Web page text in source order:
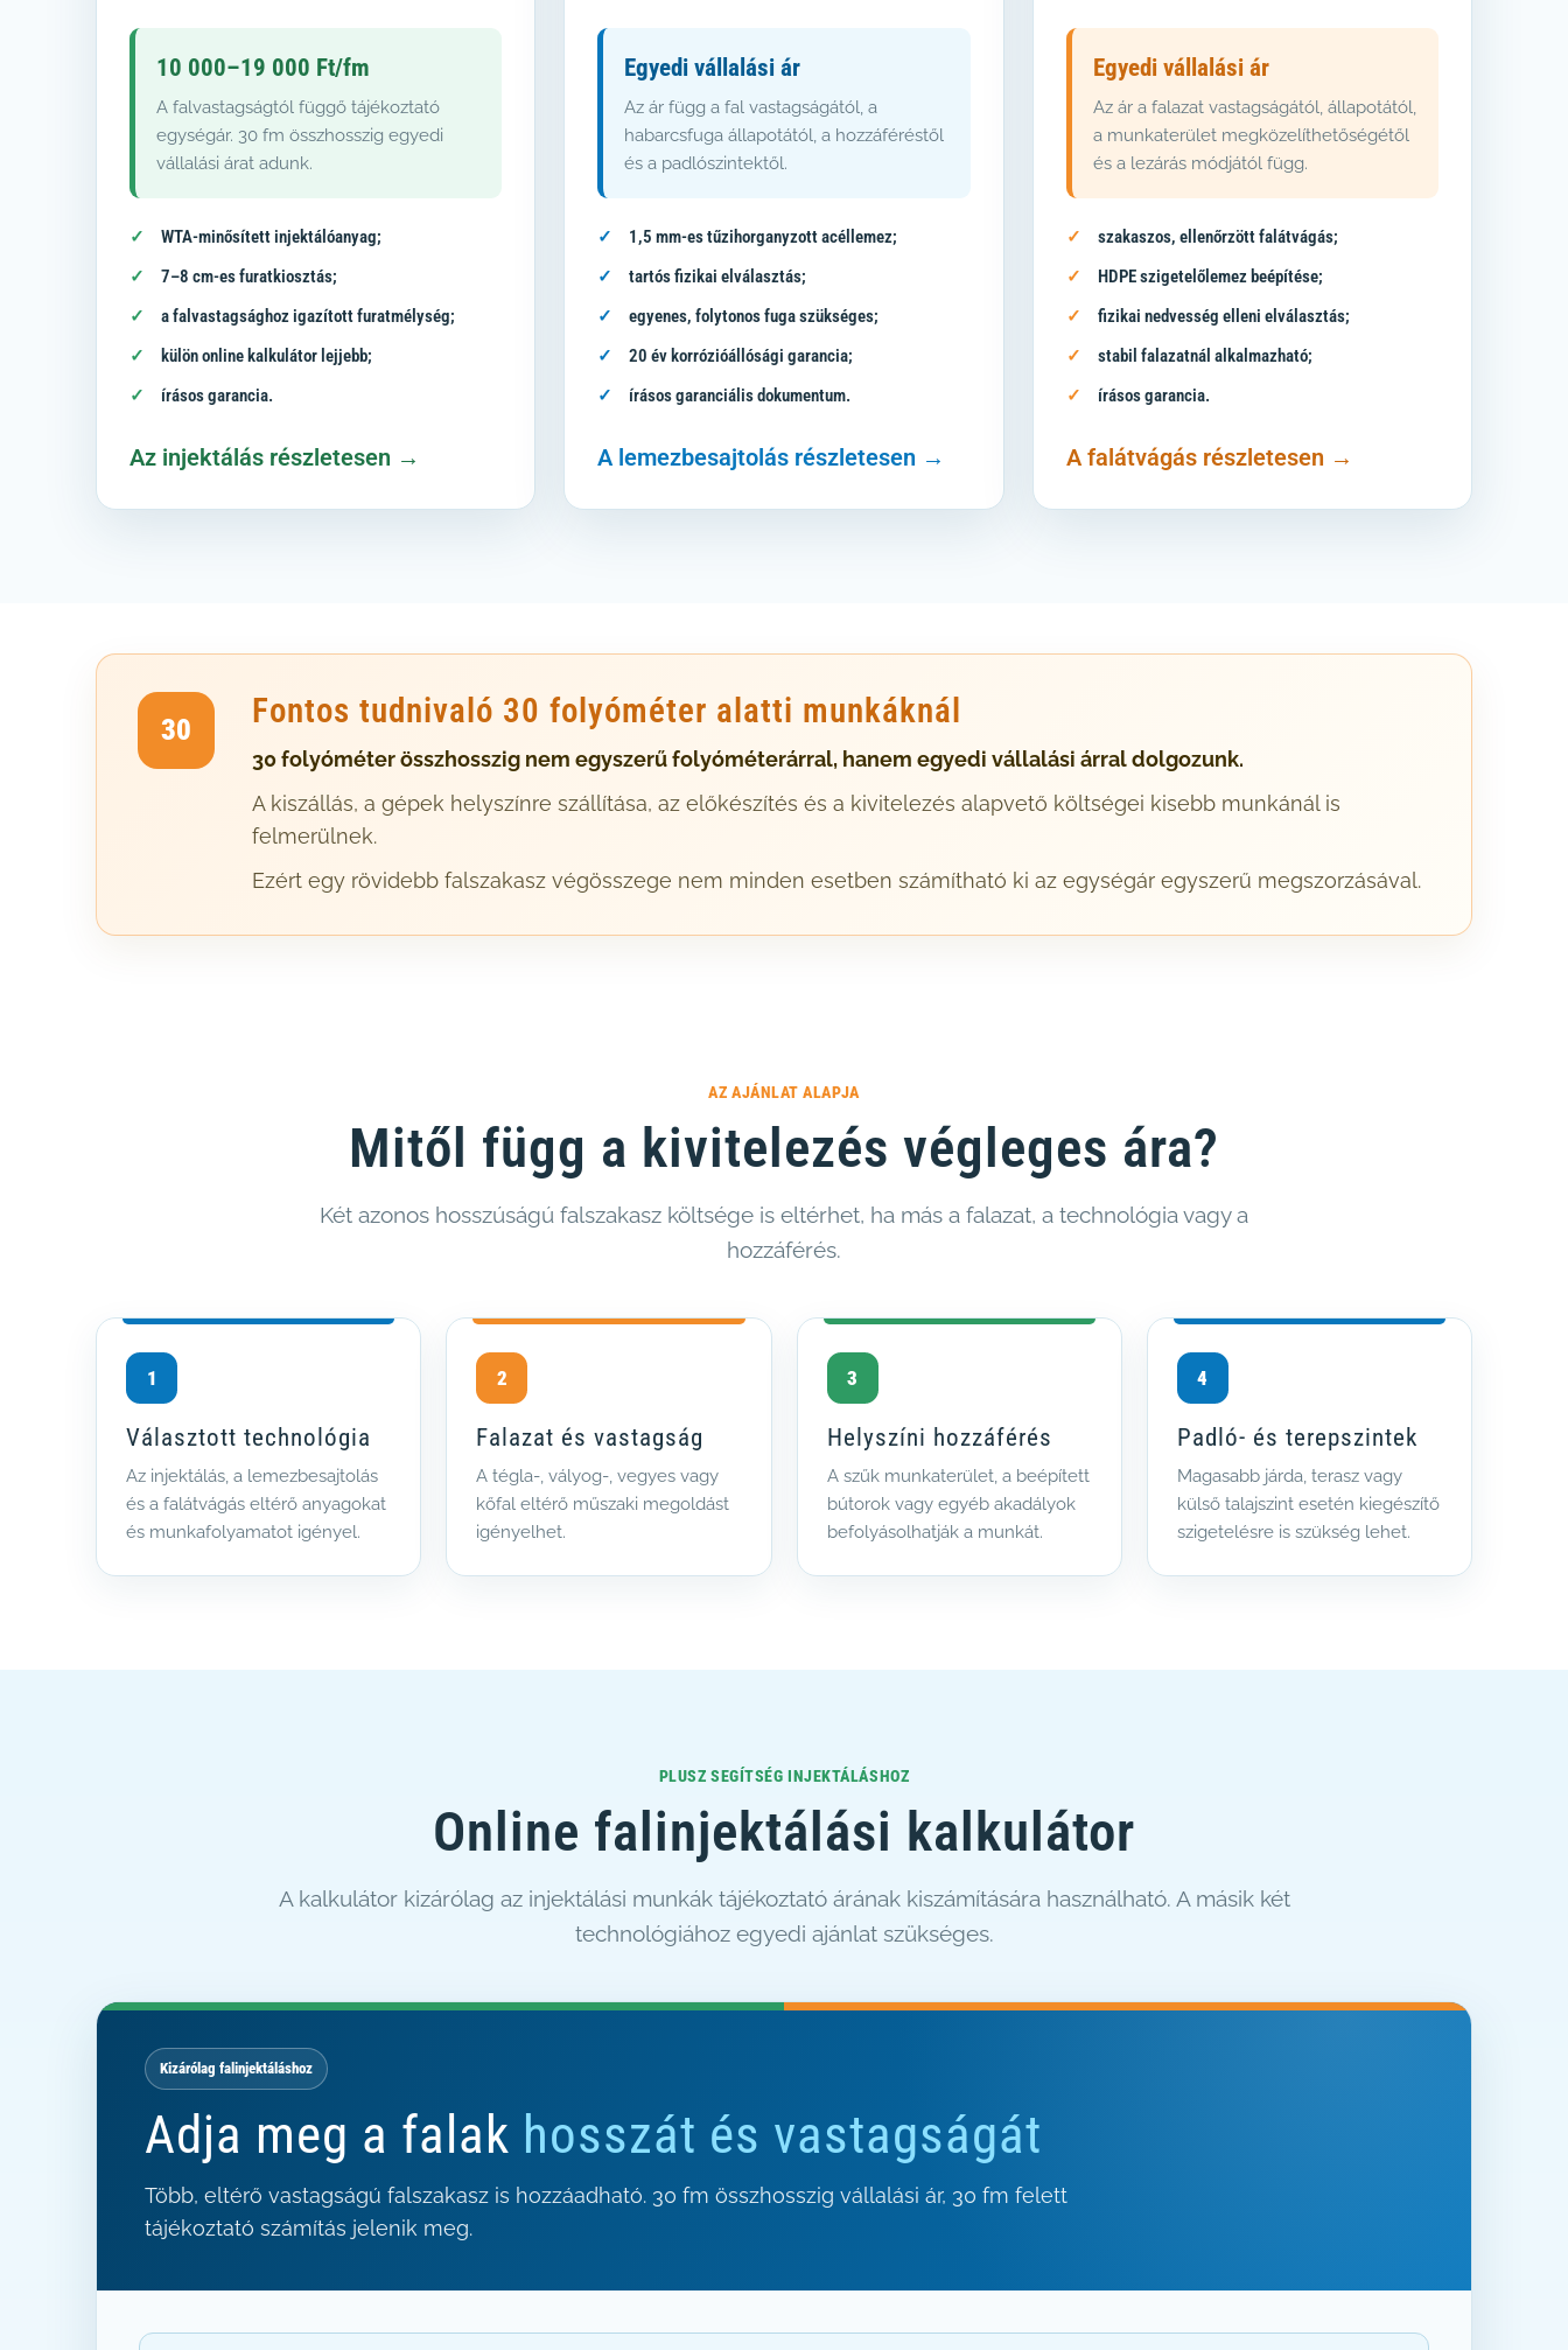
10 000–19 000 Ft/fm
A falvastagságtól függő tájékoztató
egységár. 30 fm összhosszig egyedi
vállalási árat adunk.
WTA-minősített injektálóanyag;
7–8 cm-es furatkiosztás;
a falvastagsághoz igazított furatmélység;
külön online kalkulátor lejjebb;
írásos garancia.
Az injektálás részletesen →
Egyedi vállalási ár
Az ár függ a fal vastagságától, a
habarcsfuga állapotától, a hozzáféréstől
és a padlószintektől.
1,5 mm-es tűzihorganyzott acéllemez;
tartós fizikai elválasztás;
egyenes, folytonos fuga szükséges;
20 év korrózióállósági garancia;
írásos garanciális dokumentum.
A lemezbesajtolás részletesen →
Egyedi vállalási ár
Az ár a falazat vastagságától, állapotától,
a munkaterület megközelíthetőségétől
és a lezárás módjától függ.
szakaszos, ellenőrzött falátvágás;
HDPE szigetelőlemez beépítése;
fizikai nedvesség elleni elválasztás;
stabil falazatnál alkalmazható;
írásos garancia.
A falátvágás részletesen →
30 Fontos tudnivaló 30 folyóméter alatti munkáknál
30 folyóméter összhosszig nem egyszerű folyóméterárral, hanem egyedi vállalási árral dolgozunk.
A kiszállás, a gépek helyszínre szállítása, az előkészítés és a kivitelezés alapvető költségei kisebb munkánál is
felmerülnek.
Ezért egy rövidebb falszakasz végösszege nem minden esetben számítható ki az egységár egyszerű megszorzásával.
AZ AJÁNLAT ALAPJA
Mitől függ a kivitelezés végleges ára?
Két azonos hosszúságú falszakasz költsége is eltérhet, ha más a falazat, a technológia vagy a
hozzáférés.
1
Választott technológia
Az injektálás, a lemezbesajtolás
és a falátvágás eltérő anyagokat
és munkafolyamatot igényel.
2
Falazat és vastagság
A tégla-, vályog-, vegyes vagy
kőfal eltérő műszaki megoldást
igényelhet.
3
Helyszíni hozzáférés
A szűk munkaterület, a beépített
bútorok vagy egyéb akadályok
befolyásolhatják a munkát.
4
Padló- és terepszintek
Magasabb járda, terasz vagy
külső talajszint esetén kiegészítő
szigetelésre is szükség lehet.
PLUSZ SEGÍTSÉG INJEKTÁLÁSHOZ
Online falinjektálási kalkulátor
A kalkulátor kizárólag az injektálási munkák tájékoztató árának kiszámítására használható. A másik két
technológiához egyedi ajánlat szükséges.
Kizárólag falinjektáláshoz
Adja meg a falak hosszát és vastagságát
Több, eltérő vastagságú falszakasz is hozzáadható. 30 fm összhosszig vállalási ár, 30 fm felett
tájékoztató számítás jelenik meg.